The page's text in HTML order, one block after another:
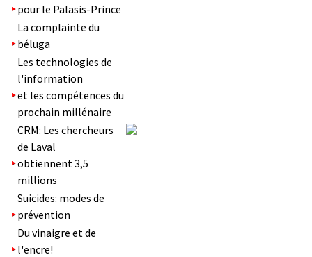
pour le Palasis-Prince
La complainte du
béluga
Les technologies de
l'information
et les compétences du
prochain millénaire
CRM: Les chercheurs
de Laval
obtiennent 3,5
millions
Suicides: modes de
prévention
Du vinaigre et de
l'encre!